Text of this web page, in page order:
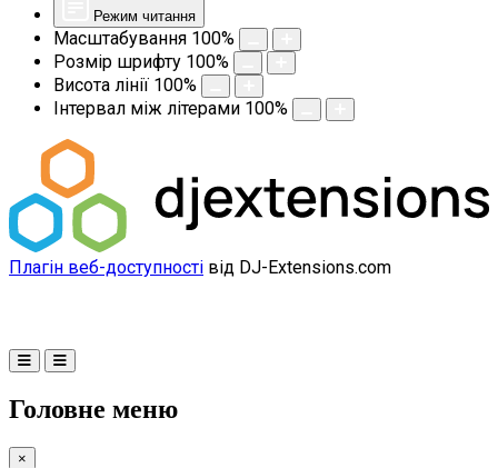
Режим читання
Масштабування 100%
Розмір шрифту 100%
Висота лінії 100%
Інтервал між літерами 100%
Плагін веб-доступності від DJ-Extensions.com
Головне меню
×